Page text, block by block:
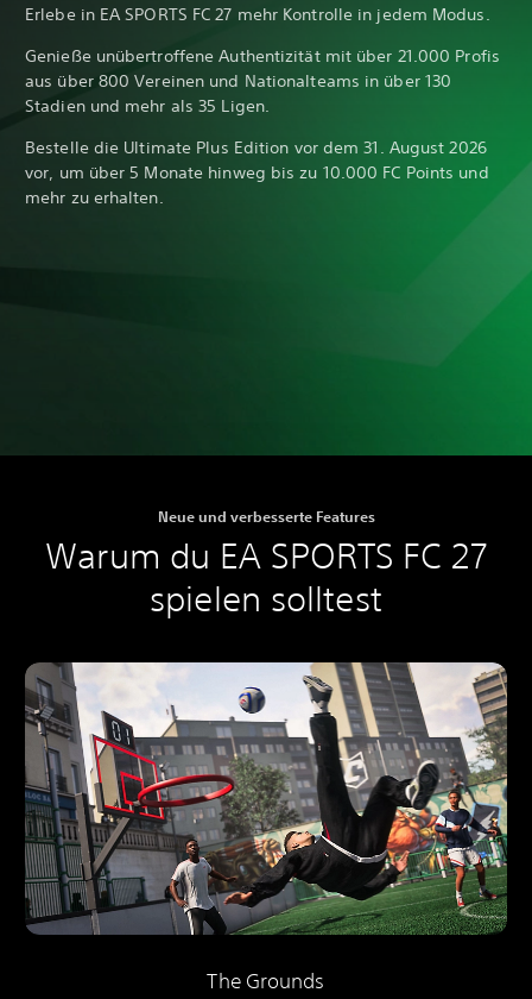
Erlebe in EA SPORTS FC 27 mehr Kontrolle in jedem Modus.
Genieße unübertroffene Authentizität mit über 21.000 Profis
aus über 800 Vereinen und Nationalteams in über 130
Stadien und mehr als 35 Ligen.
Bestelle die Ultimate Plus Edition vor dem 31. August 2026
vor, um über 5 Monate hinweg bis zu 10.000 FC Points und
mehr zu erhalten.
Neue und verbesserte Features
Warum du EA SPORTS FC 27
spielen solltest
The Grounds